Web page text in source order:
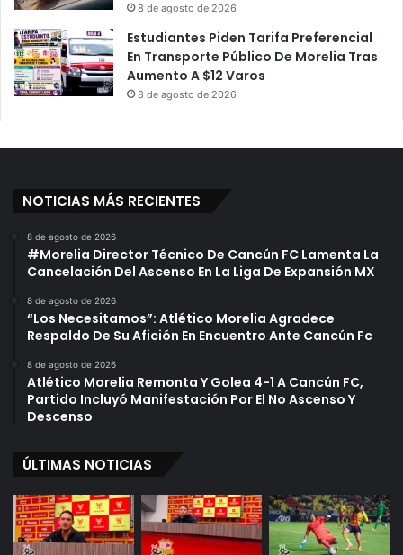
8 de agosto de 2026
Estudiantes Piden Tarifa Preferencial
En Transporte Público De Morelia Tras
Aumento A $12 Varos
8 de agosto de 2026
NOTICIAS MÁS RECIENTES
8 de agosto de 2026
#Morelia Director Técnico De Cancún FC Lamenta La
Cancelación Del Ascenso En La Liga De Expansión MX
8 de agosto de 2026
“Los Necesitamos”: Atlético Morelia Agradece
Respaldo De Su Afición En Encuentro Ante Cancún Fc
8 de agosto de 2026
Atlético Morelia Remonta Y Golea 4-1 A Cancún FC,
Partido Incluyó Manifestación Por El No Ascenso Y
Descenso
ÚLTIMAS NOTICIAS